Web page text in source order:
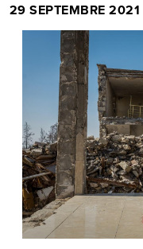
29 SEPTEMBRE 2021